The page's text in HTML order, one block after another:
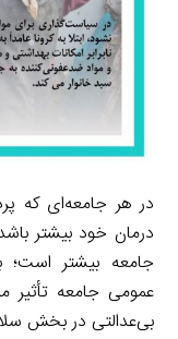
در هر جامعه‌ای که
درمان خود بیشتر
جامعه بیشتر است؛
عمومی جامعه تأثیر
بی‌عدالتی در بخش